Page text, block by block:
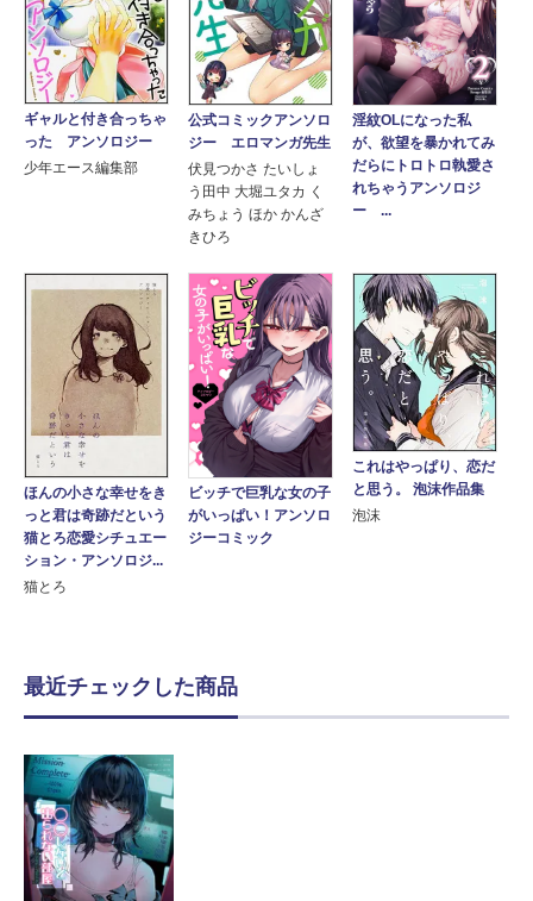
ギャルと付き合っちゃ
った アンソロジー
少年エース編集部
公式コミックアンソロ
ジー エロマンガ先生
伏見つかさ たいしょ
う田中 大堀ユタカ く
みちょう ほか かんざ
きひろ
淫紋OLになった私
が、欲望を暴かれてみ
だらにトロトロ執愛さ
れちゃうアンソロジ
ー ...
ほんの小さな幸せをき
っと君は奇跡だという
猫とろ恋愛シチュエー
ション・アンソロジ...
猫とろ
ビッチで巨乳な女の子
がいっぱい！アンソロ
ジーコミック
これはやっぱり、恋だ
と思う。 泡沫作品集
泡沫
最近チェックした商品